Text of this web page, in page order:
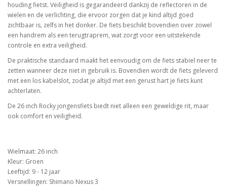
houding fietst. Veiligheid is gegarandeerd dankzij de reflectoren in de
wielen en de verlichting, die ervoor zorgen dat je kind altijd goed
zichtbaar is, zelfs in het donker. De fiets beschikt bovendien over zowel
een handrem als een terugtraprem, wat zorgt voor een uitstekende
controle en extra veiligheid.
De praktische standaard maakt het eenvoudig om de fiets stabiel neer te
zetten wanneer deze niet in gebruik is. Bovendien wordt de fiets geleverd
met een los kabelslot, zodat je altijd met een gerust hart je fiets kunt
achterlaten.
De 26 inch Rocky jongensfiets biedt niet alleen een geweldige rit, maar
ook comfort en veiligheid.
Wielmaat: 26 inch
Kleur: Groen
Leeftijd: 9 - 12 jaar
Versnellingen: Shimano Nexus 3